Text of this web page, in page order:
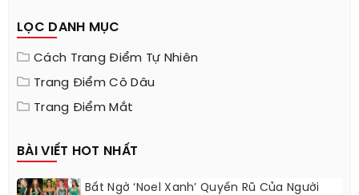
LỌC DANH MỤC
Cách Trang Điểm Tự Nhiên
Trang Điểm Cô Dâu
Trang Điểm Mắt
BÀI VIẾT HOT NHẤT
Bất Ngờ ‘Noel Xanh’ Quyến Rũ Của Người